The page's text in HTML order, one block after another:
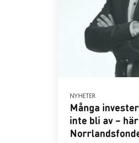
NYHETER
Många
inte bli av –